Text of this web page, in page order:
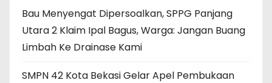
Bau Menyengat Dipersoalkan, SPPG Panjang
Utara 2 Klaim Ipal Bagus, Warga: Jangan Buang
Limbah Ke Drainase Kami
SMPN 42 Kota Bekasi Gelar Apel Pembukaan